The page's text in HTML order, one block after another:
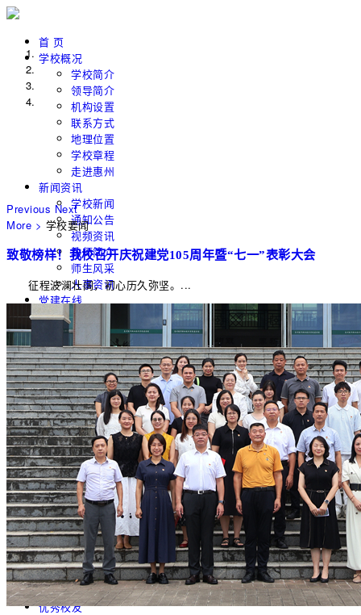
首 页
学校概况
学校简介
领导简介
机构设置
联系方式
地理位置
学校章程
走进惠州
新闻资讯
学校新闻
通知公告
视频资讯
教师简介
师生风采
人事资讯
党建在线
二级学院
经济管理学院
信息工程学院
教育体育学院
智能制造与汽车工程学院
智慧城市设计学院
马克思主义学院
护理与健康学院
继续教育学院
招生就业
招生信息
就业指导
学生工作
教学科研
教务处
科研处
校企合作
校园风光
优秀校友
Previous Next
More > 学校要闻
致敬榜样！我校召开庆祝建党105周年暨“七一”表彰大会
征程波澜壮阔，初心历久弥坚。...